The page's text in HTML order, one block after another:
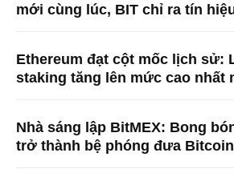
mới cùng lúc, BIT chỉ ra tín
Ethereum đạt cột mốc lịch sử:
staking tăng lên mức cao nhất
Nhà sáng lập BitMEX: Bong
trở thành bệ phóng đưa